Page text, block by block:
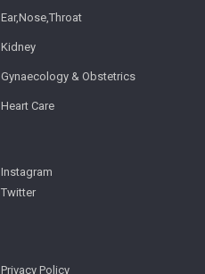
Ear,Nose,Throat
Kidney
Gynaecology & Obstetrics
Heart Care
Instagram
Twitter
Privacy Policy